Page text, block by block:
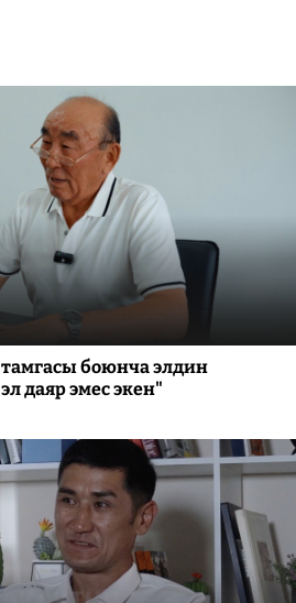
боюнча элдин
даяр эмес экен"